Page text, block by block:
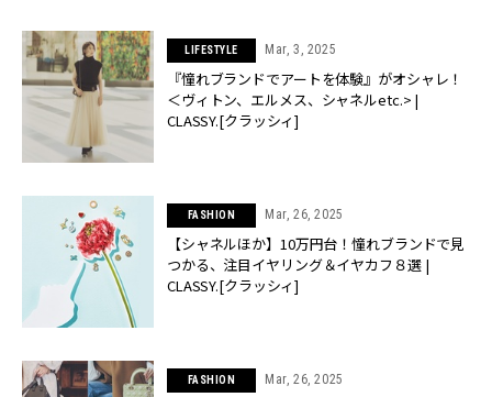
LIFESTYLE Mar, 3, 2025
『憧れブランドでアートを体験』がオシャレ！
＜ヴィトン、エルメス、シャネルetc.> |
CLASSY.[クラッシィ]
FASHION Mar, 26, 2025
【シャネルほか】10万円台！憧れブランドで見
つかる、注目イヤリング＆イヤカフ８選 |
CLASSY.[クラッシィ]
FASHION Mar, 26, 2025